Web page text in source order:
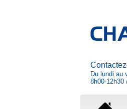
Du lundi au
8h00-12h30